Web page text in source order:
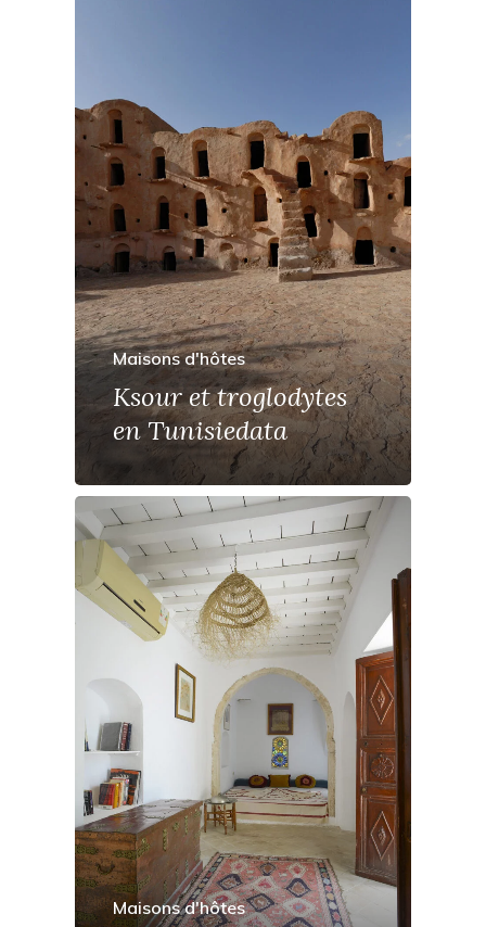
Maisons d'hôtes
Ksour et troglodytes
en Tunisiedata
Maisons d'hôtes